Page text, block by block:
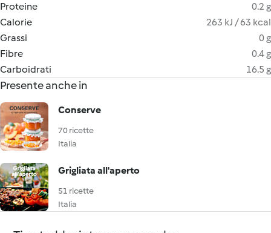
Proteine
0.2 g
Calorie
263 kJ / 63 kcal
Grassi
0 g
Fibre
0.4 g
Carboidrati
16.5 g
Presente anche in
Conserve
70 ricette
Italia
Grigliata all'aperto
51 ricette
Italia